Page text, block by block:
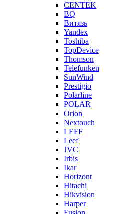
CENTEK
BQ
Витязь
Yandex
Toshiba
TopDevice
Thomson
Telefunken
SunWind
Prestigio
Polarline
POLAR
Orion
Nextouch
LEFF
Leef
JVC
Irbis
Ikar
Horizont
Hitachi
Hikvision
Harper